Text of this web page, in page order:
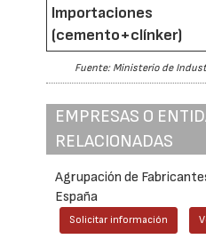
Importaciones
(cemento+clínker)
Fuente: Ministerio de
EMPRESAS O
RELACIONADAS
Agrupación de
España
Solicitar información